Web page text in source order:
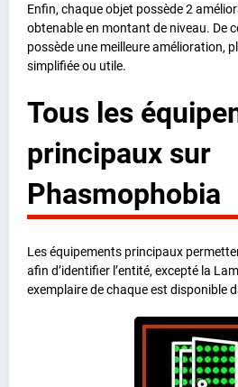
Enfin, chaque objet possède 2
obtenable en montant de niveau. De
possède une meilleure amélioration,
simplifiée ou utile.
Tous les
principaux sur
Phasmophobia
Les équipements principaux
afin d’identifier l’entité, excepté la
exemplaire de chaque est disponible